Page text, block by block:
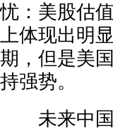
忧：美股估
上体现出明
期，但是美
持强势。
未来中国